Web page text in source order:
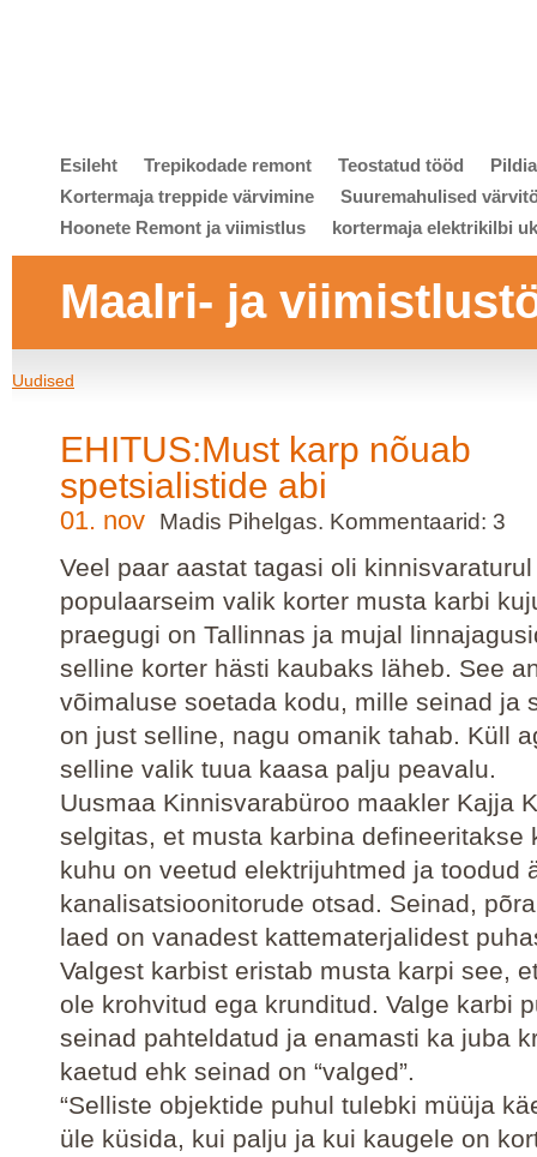
Esileht Trepikodade remont Teostatud tööd
Kortermaja treppide värvimine
Suuremahulised
Hoonete Remont ja viimistlus
kortermaja elektrikilbi
Maalri- ja
Uudised
EHITUS:Must karp nõuab
spetsialistide abi
01. nov Madis Pihelgas. Kommentaarid: 3
Veel paar aastat tagasi oli kinnisvaraturul
populaarseim valik korter musta karbi
praegugi on Tallinnas ja mujal
selline korter hästi kaubaks läheb. See
võimaluse soetada kodu, mille seinad ja
on just selline, nagu omanik tahab. Küll
selline valik tuua kaasa palju peavalu.
Uusmaa Kinnisvarabüroo maakler Kajja
selgitas, et musta karbina defineeritakse
kuhu on veetud elektrijuhtmed ja toodud
kanalisatsioonitorude otsad. Seinad,
laed on vanadest kattematerjalidest
Valgest karbist eristab musta karpi see,
ole krohvitud ega krunditud. Valge karbi
seinad pahteldatud ja enamasti ka juba
kaetud ehk seinad on “valged”.
“Selliste objektide puhul tulebki müüja
üle küsida, kui palju ja kui kaugele on